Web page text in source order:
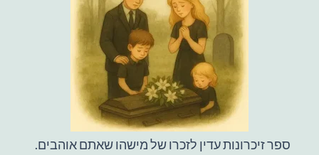
ספר זיכרונות עדין לזכרו של מישהו שאתם אוהבים.